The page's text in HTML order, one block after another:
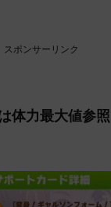
スポンサーリンク
体力最大値参